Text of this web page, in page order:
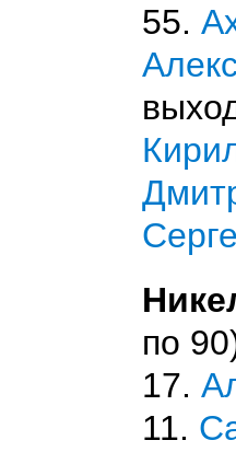
55.
по
17.
11.